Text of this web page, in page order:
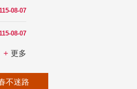
08-07
08-07
更多
不迷路